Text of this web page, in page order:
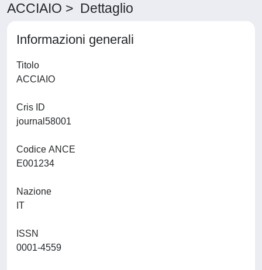
ACCIAIO > Dettaglio
Informazioni generali
Titolo
Cris ID
Codice ANCE
Nazione
ISSN